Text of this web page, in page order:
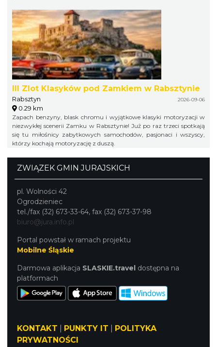
III Zlot Klasyków pod Zamkiem w Rabsztynie
Rabsztyn 2026-09-06
0.29 km
Zapach benzyny, blask chromu i wyjątkowe klasyki motoryzacji w
niezwykłej scenerii Zamku w Rabsztynie! Już po raz trzeci spotkają
się tu miłośnicy zabytkowych samochodów, pasjonaci i wszyscy,
którzy kochają motoryzację z duszą.
ZWIĄZEK GMIN JURAJSKICH
pl. Wolności 42
Ogrodzieniec
tel./fax (32) 673-33-64, fax (32) 673-37-98
biuro@jura.info.pl
Portal powstał w ramach projektu
Mobilne Śląskie
Darmowa aplikacja SLASKIE.travel dostępna na
platformach
KONTAKT PUNKTY IT
POLITYKA
PRYWATNOŚCI